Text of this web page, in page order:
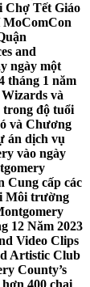
Chợ Tết Giáo
and
ngày một
tháng 1 năm
và
trong độ tuổi
và Chương
án dịch vụ
vào ngày
Cung cấp các
Môi trường
12 Năm 2023
Video Clips
Artistic Club
County’s
400 chai